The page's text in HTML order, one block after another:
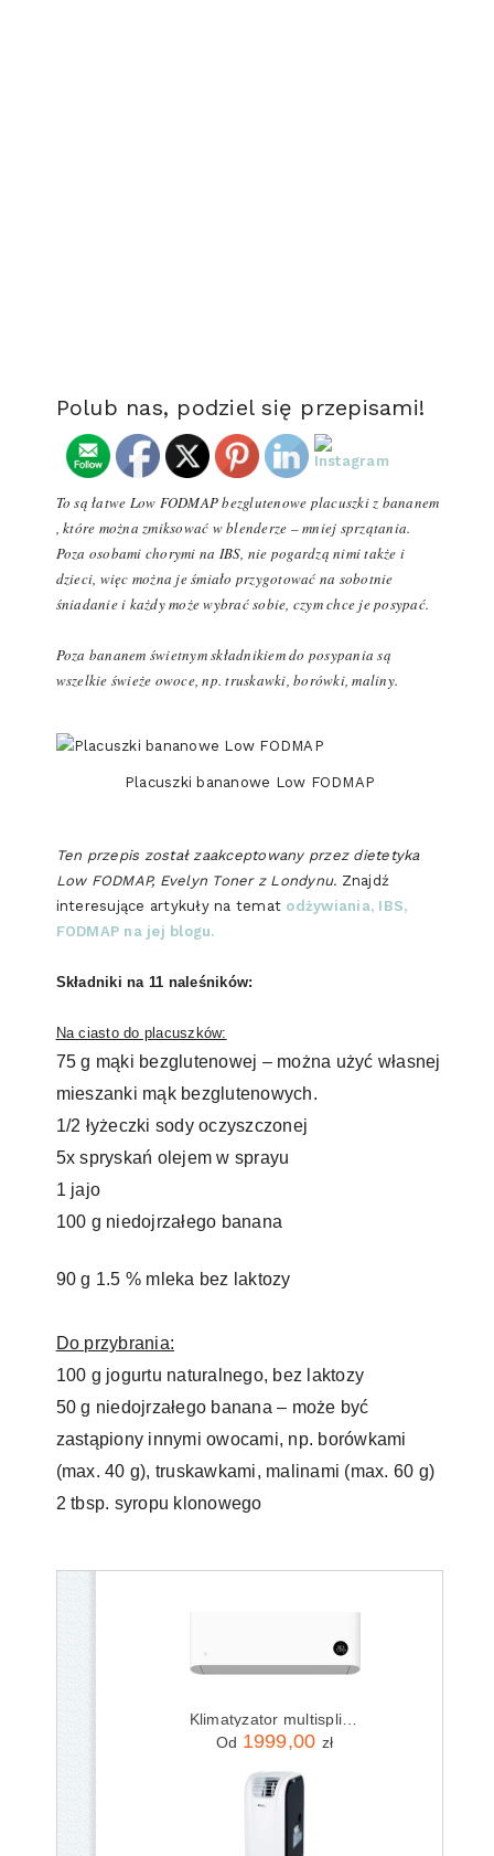
Polub nas, podziel się przepisami!
To są łatwe Low FODMAP bezglutenowe placuszki z bananem
, które można zmiksować w blenderze – mniej sprzątania.
Poza osobami chorymi na IBS, nie pogardzą nimi także i
dzieci, więc można je śmiało przygotować na sobotnie
śniadanie i każdy może wybrać sobie, czym chce je posypać.
Poza bananem świetnym składnikiem do posypania są
wszelkie świeże owoce, np. truskawki, borówki, maliny.
Placuszki bananowe Low FODMAP
Ten przepis został zaakceptowany przez dietetyka
Low FODMAP, Evelyn Toner z Londynu. Znajdź
interesujące artykuły na temat odżywiania, IBS,
FODMAP na jej blogu.
Składniki na 11 naleśników:
Na ciasto do placuszków:
75 g mąki bezglutenowej – można użyć własnej
mieszanki mąk bezglutenowych.
1/2 łyżeczki sody oczyszczonej
5x spryskań olejem w sprayu
1 jajo
100 g niedojrzałego banana
90 g 1.5 % mleka bez laktozy
Do przybrania:
100 g jogurtu naturalnego, bez laktozy
50 g niedojrzałego banana – może być
zastąpiony innymi owocami, np. borówkami
(max. 40 g), truskawkami, malinami (max. 60 g)
2 tbsp. syropu klonowego
Od 1999,00 zł